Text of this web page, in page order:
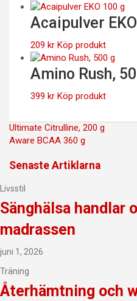
Acaipulver
209 kr Köp produkt
Amino Rush,
399 kr Köp produkt
Inläggsnavigering
Ultimate Citrulline, 200 g
Aware BCAA 360 g
Senaste Artiklarna
Livsstil
Sänghälsa handlar
madrassen
juni 1, 2026
Träning
Återhämtning och